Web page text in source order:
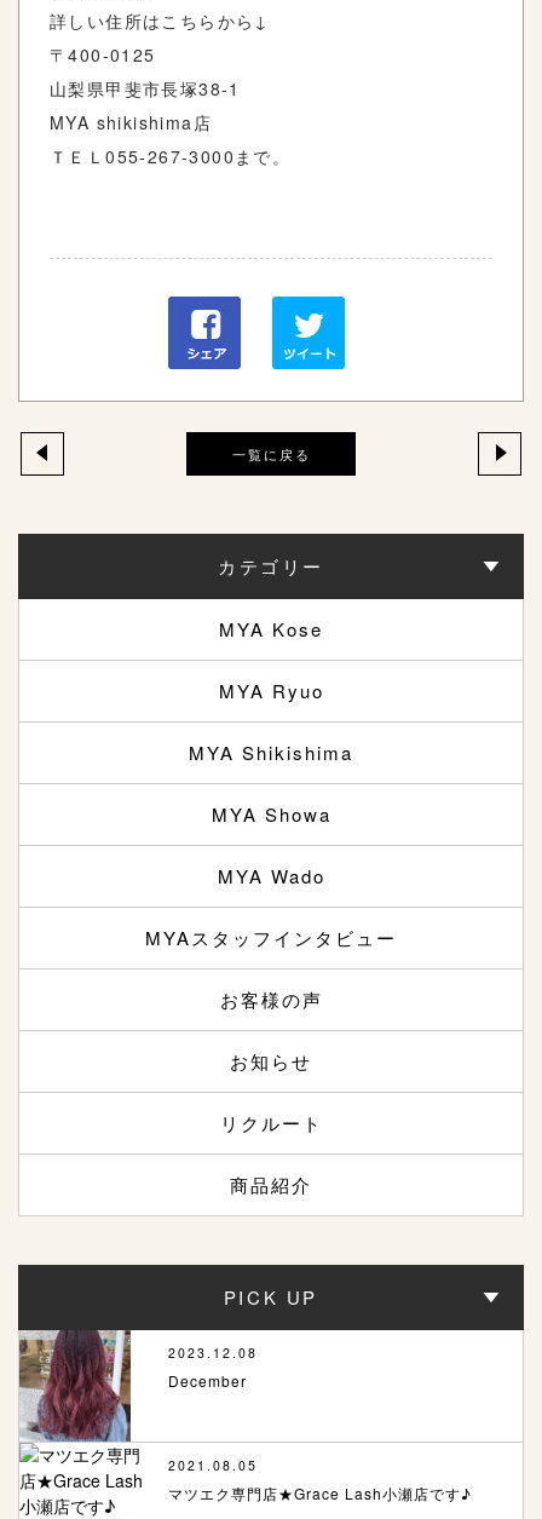
詳しい住所はこちらから ↓
〒400-0125
山梨県甲斐市長塚38-1
MYA shikishima 店
ＴＥＬ055-267-3000 まで。
一覧に戻る
カテゴリー
MYA Kose
MYA Ryuo
MYA Shikishima
MYA Showa
MYA Wado
MYAスタッフインタビュー
お客様の声
お知らせ
リクルート
商品紹介
PICK UP
2023.12.08
December
2021.08.05
マツエク専門店★Grace Lash小瀬店です♪